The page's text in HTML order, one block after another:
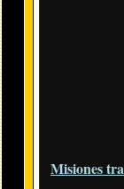
Misiones